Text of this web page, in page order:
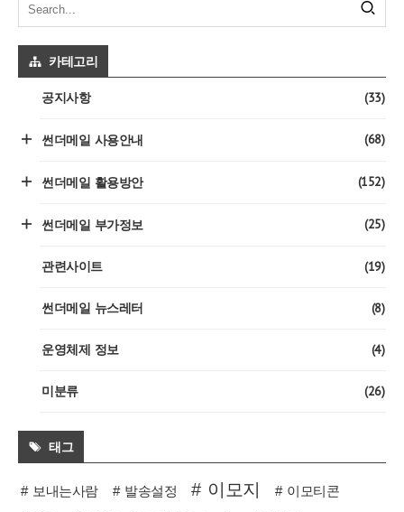
카테고리
공지사항 (33)
썬더메일 사용안내 (68)
썬더메일 활용방안 (152)
썬더메일 부가정보 (25)
관련사이트 (19)
썬더메일 뉴스레터 (8)
운영체제 정보 (4)
미분류 (26)
태그
보내는사람 발송설정 이모지
이모티콘